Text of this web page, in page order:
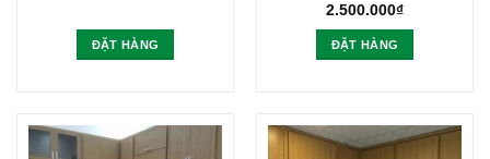
ĐẶT HÀNG
2.500.000₫
ĐẶT HÀNG